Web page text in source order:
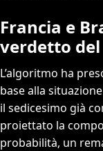
Francia e
verdetto
L’algoritmo ha
base alla
il sedicesimo già
proiettato la
probabilità, un